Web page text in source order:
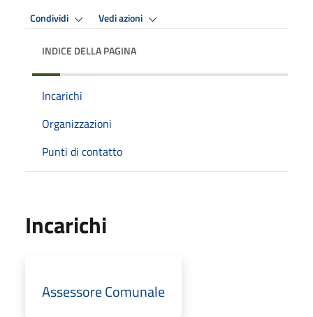
Condividi Vedi azioni
INDICE DELLA PAGINA
Incarichi
Organizzazioni
Punti di contatto
Incarichi
Assessore Comunale